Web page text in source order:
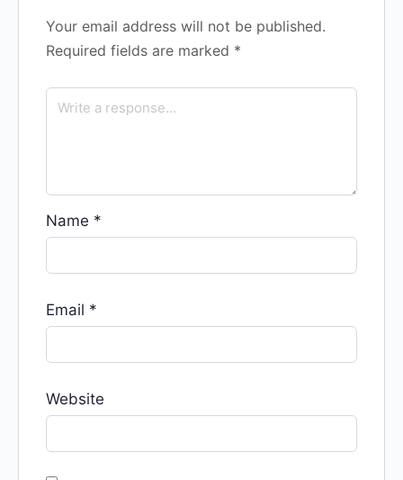
Your email address will not be published.
Required fields are marked *
Name *
Email *
Website